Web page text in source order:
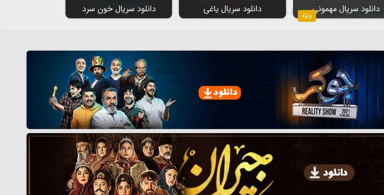
ویژه
دانلود سریال مهمونی دانلود سریال یاغی دانلود سریال خون سرد